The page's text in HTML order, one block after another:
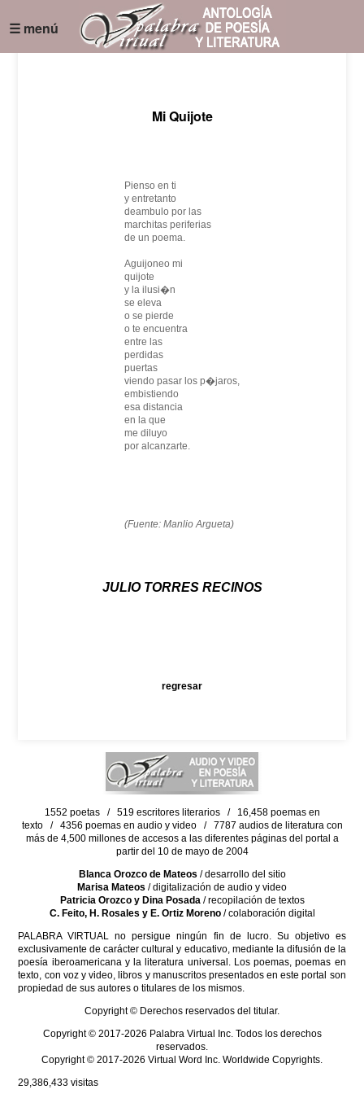
☰ menú
Mi Quijote
Pienso en ti
y entretanto
deambulo por las
marchitas periferias
de un poema.
Aguijoneo mi
quijote
y la ilusi�n
se eleva
o se pierde
o te encuentra
entre las
perdidas
puertas
viendo pasar los p�jaros,
embistiendo
esa distancia
en la que
me diluyo
por alcanzarte.
(Fuente: Manlio Argueta)
JULIO TORRES RECINOS
regresar
1552 poetas / 519 escritores literarios / 16,458 poemas en
texto / 4356 poemas en audio y video / 7787 audios de literatura con
más de 4,500 millones de accesos a las diferentes páginas del portal a
partir del 10 de mayo de 2004
Blanca Orozco de Mateos / desarrollo del sitio
Marisa Mateos / digitalización de audio y video
Patricia Orozco y Dina Posada/ recopilación de textos
C. Feito, H. Rosales y E. Ortiz Moreno/ colaboración digital
PALABRA VIRTUAL no persigue ningún fin de lucro. Su objetivo es
exclusivamente de carácter cultural y educativo, mediante la difusión de la
poesía iberoamericana y la literatura universal. Los poemas, poemas en
texto, con voz y video, libros y manuscritos presentados en este portal son
propiedad de sus autores o titulares de los mismos.
Copyright © Derechos reservados del titular.
Copyright © 2017-2026 Palabra Virtual Inc. Todos los derechos
reservados.
Copyright © 2017-2026 Virtual Word Inc. Worldwide Copyrights.
29,386,433 visitas